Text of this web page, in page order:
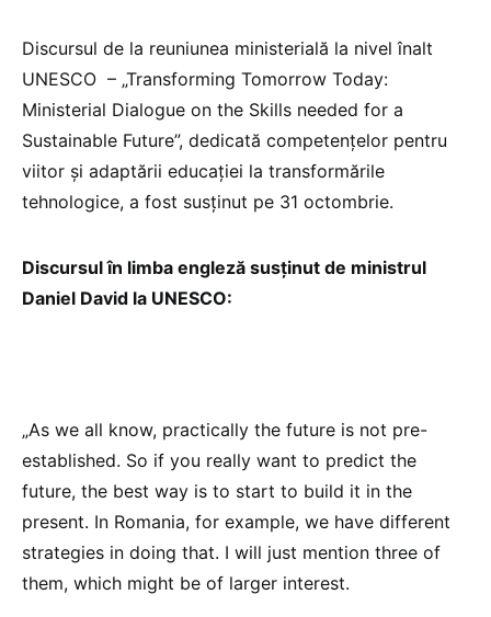
Discursul de la reuniunea ministerială la nivel înalt
UNESCO – „Transforming Tomorrow Today:
Ministerial Dialogue on the Skills needed for a
Sustainable Future”, dedicată competențelor pentru
viitor și adaptării educației la transformările
tehnologice, a fost susținut pe 31 octombrie.
Discursul în limba engleză susținut de ministrul
Daniel David la UNESCO:
„As we all know, practically the future is not pre-
established. So if you really want to predict the
future, the best way is to start to build it in the
present. In Romania, for example, we have different
strategies in doing that. I will just mention three of
them, which might be of larger interest.